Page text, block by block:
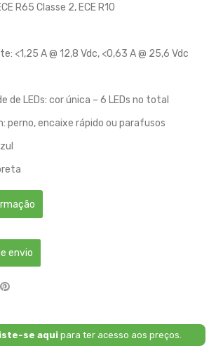
R65 Classe 2, ECE R10
<1,25 A @ 12,8 Vdc, <0,63 A @ 25,6 Vdc
de LEDs: cor única – 6 LEDs no total
perno, encaixe rápido ou parafusos
envio
se aquipara ter acesso aos preços.